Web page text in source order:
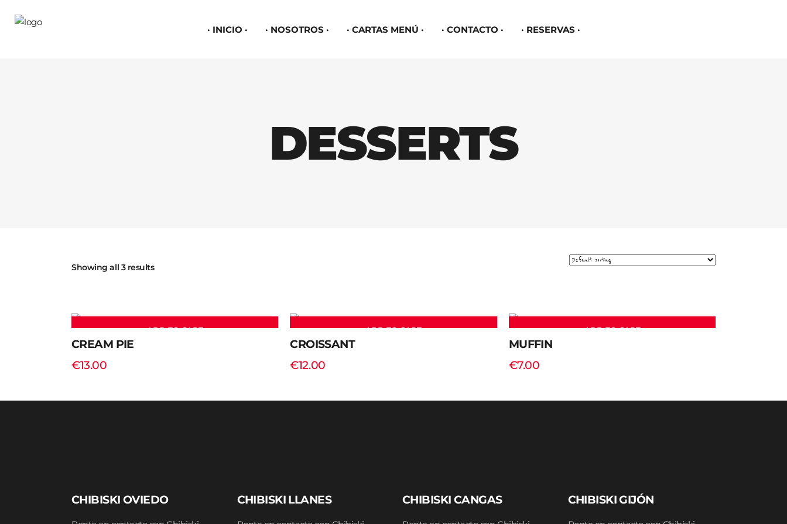
INICIO NOSOTROS CARTAS MENÚ CONTACTO RESERVAS
DESSERTS
Showing all 3 results
ADD TO CART
CREAM PIE
€13.00
ADD TO CART
CROISSANT
€12.00
ADD TO CART
MUFFIN
€7.00
CHIBISKI OVIEDO CHIBISKI LLANES CHIBISKI CANGAS CHIBISKI GIJÓN